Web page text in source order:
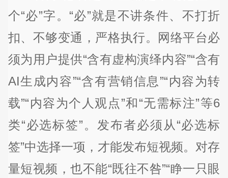
个“必”字。“必”就是不讲条件、不打折
扣、不够变通，严格执行。网络平台必
须为用户提供“含有虚构演绎内容”“含有
AI生成内容”“含有营销信息”“内容为转
载”“内容为个人观点”和“无需标注”等6
类“必选标签”。发布者必须从“必选标
签”中选择一项，才能发布短视频。对存
量短视频，也不能“既往不咎”“睁一只眼